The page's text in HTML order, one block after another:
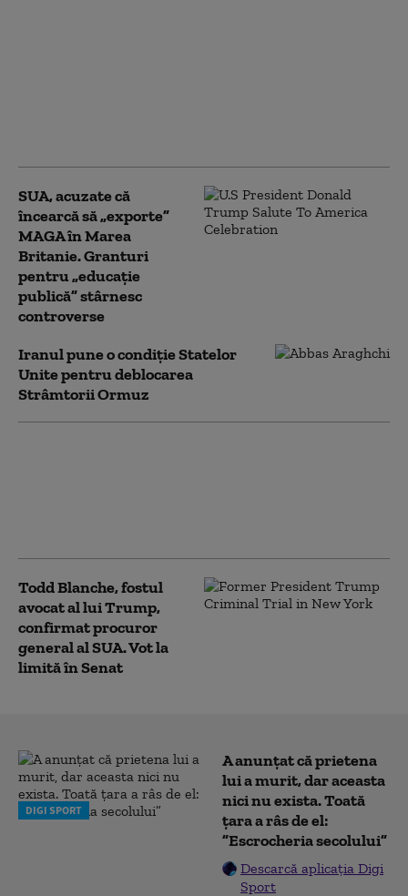
SUA, acuzate că
încearcă să „exporte”
MAGA în Marea
Britanie. Granturi
pentru „educație
publică” stârnesc
controverse
Iranul pune o condiție Statelor
Unite pentru deblocarea
Strâmtorii Ormuz
Todd Blanche, fostul
avocat al lui Trump,
confirmat procuror
general al SUA. Vot la
limită în Senat
DIGI SPORT
A anunțat că prietena
lui a murit, dar aceasta
nici nu exista. Toată
țara a râs de el:
”Escrocheria secolului”
Descarcă aplicația Digi
Sport